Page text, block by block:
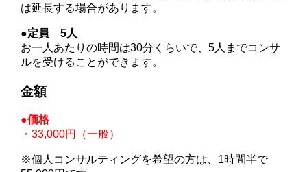
は延長する場合があります。
●定員 5人
お一人あたりの時間は30分くらいで、5人までコンサ
ルを受けることができます。
金額
●価格
・33,000円（一般）
※個人コンサルティングを希望の方は、1時間半で